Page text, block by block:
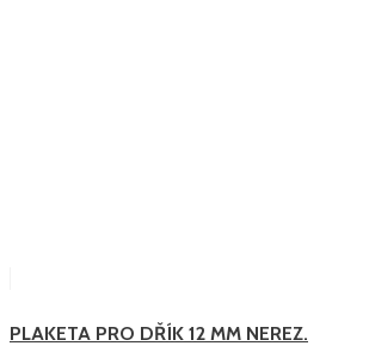
PLAKETA PRO DŘÍK 12 MM NEREZ.